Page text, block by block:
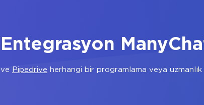
Entegrasyon
ve Pipedrive herhangi bir programlama veya